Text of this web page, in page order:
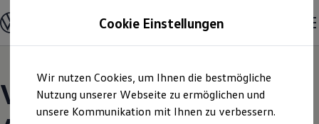
Hauptinhalt
springen
Footer
springen
Modelle und Konfigurator
Konfigurator
Modelle vergleichen
Elektroautos
ENERGY Sondermodelle
Nutzfahrzeuge
SUV und CUV
Volkswagen Modelle |
Cookie Einstellungen
Wir nutzen Cookies, um Ihnen die bestmögliche
Nutzung unserer Webseite zu ermöglichen und
unsere Kommunikation mit Ihnen zu verbessern.